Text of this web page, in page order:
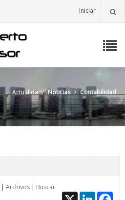
Iniciar
Actualidad/ Noticias / Contabilidad
| Archivos | Buscar
X
LinkedIn